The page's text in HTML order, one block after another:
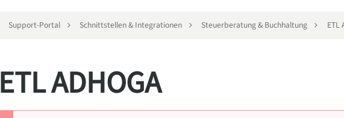
Support-Portal Schnittstellen & Integrationen Steuerberatung & Buchhaltung ETL
ETL ADHOGA